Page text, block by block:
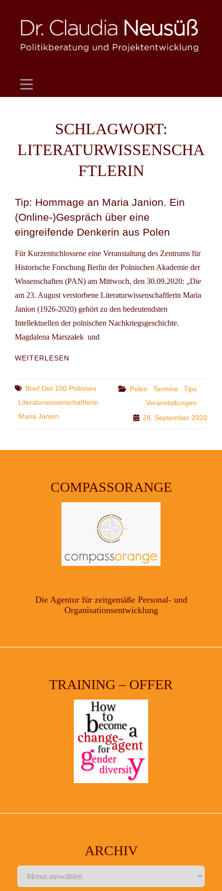
content
SCHLAGWORT:
LITERATURWISSENSCHA
FTLERIN
Tip: Hommage an Maria Janion. Ein
(Online-)Gespräch über eine
eingreifende Denkerin aus Polen
Für Kurzentschlossene eine Veranstaltung des Zentrums für
Historische Forschung Berlin der Polnischen Akademie der
Wissenschaften (PAN) am Mittwoch, den 30.09.2020: „Die
am 23. August verstorbene Literaturwissenschaftlerin Maria
Janion (1926-2020) gehört zu den bedeutendsten
Intellektuellen der polnischen Nachkriegsgeschichte.
Magdalena Marszałek und
WEITERLESEN
MARIA
(ONLINE-)GESPRÄCH
EINGREIFENDE
Tags
Brief Der 100 Polinnen
Literaturwissenschaftlerin
Maria Janion
Categories
Polen Termine
Tips
Veranstaltungen
28. September 2020
COMPASSORANGE
Die Agentur für zeitgemäße Personal- und
Organisationsentwicklung
TRAINING – OFFER
ARCHIV
Archiv